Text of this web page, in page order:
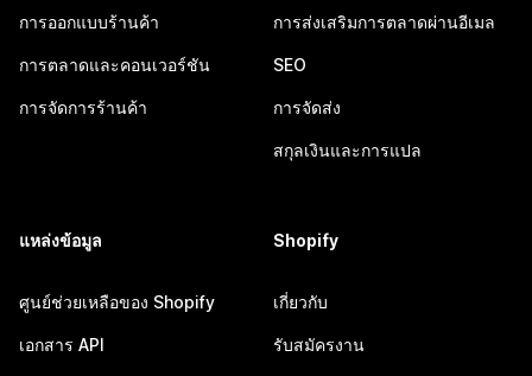
การออกแบบร้านค้า
การตลาดและคอนเวอร์ชัน
การจัดการร้านค้า
การส่งเสริมการตลาดผ่านอีเมล
SEO
การจัดส่ง
สกุลเงินและการแปล
แหล่งข้อมูล
ศูนย์ช่วยเหลือของ Shopify
เอกสาร API
Shopify
เกี่ยวกับ
รับสมัครงาน